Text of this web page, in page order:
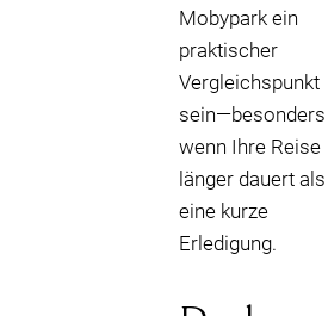
Mobypark ein
praktischer
Vergleichspunkt
sein—besonders
wenn Ihre Reise
länger dauert als
eine kurze
Erledigung.